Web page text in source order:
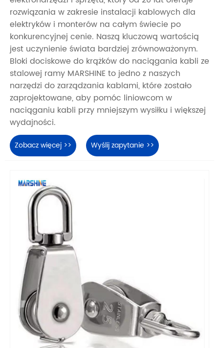
rozwiązania w zakresie instalacji kablowych dla
elektryków i monterów na całym świecie po
konkurencyjnej cenie. Naszą kluczową wartością
jest uczynienie świata bardziej zrównoważonym.
Bloki dociskowe do krążków do naciągania kabli ze
stalowej ramy MARSHINE to jedno z naszych
narzędzi do zarządzania kablami, które zostało
zaprojektowane, aby pomóc liniowcom w
naciąganiu kabli przy mniejszym wysiłku i większej
wydajności.
Zobacz więcej >> Wyślij zapytanie >>